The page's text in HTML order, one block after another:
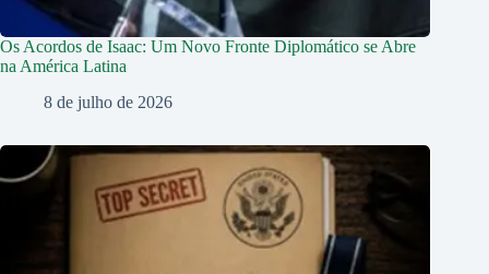
Os Acordos de Isaac: Um Novo Fronte Diplomático se Abre
na América Latina
8 de julho de 2026